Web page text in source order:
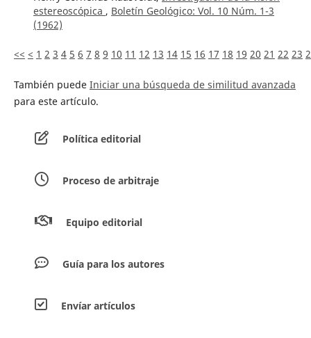
estereoscópica , Boletín Geológico: Vol. 10 Núm. 1-3
(1962)
<< < 1 2 3 4 5 6 7 8 9 10 11 12 13 14 15 16 17 18 19 20 21 22 23
También puede Iniciar una búsqueda de similitud avanzada
para este artículo.
Política editorial
Proceso de arbitraje
Equipo editorial
Guía para los autores
Envíar artículos